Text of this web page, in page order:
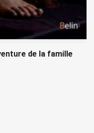
de la famille